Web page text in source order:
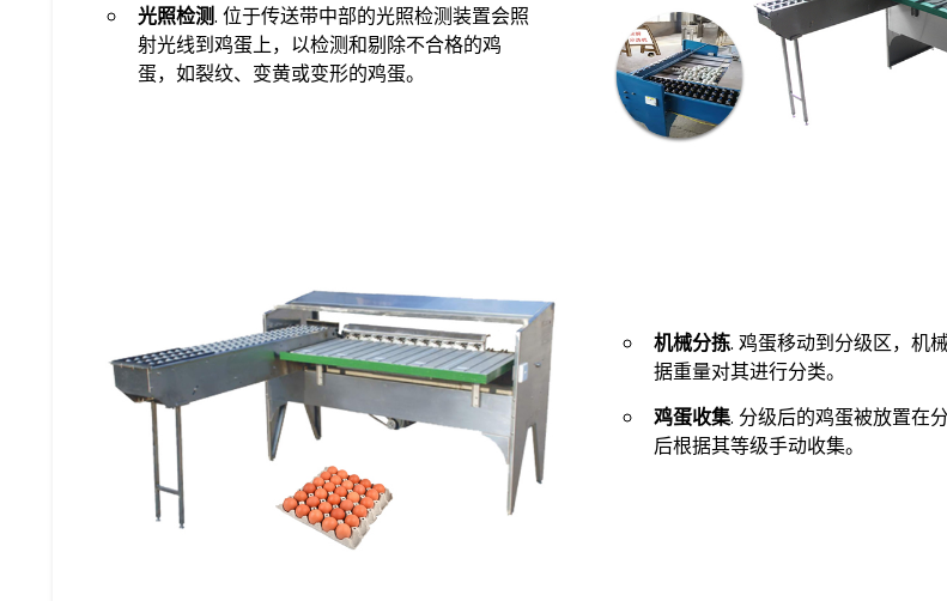
光照检测. 位于传送带中部的光照检测装置会照
射光线到鸡蛋上，以检测和剔除不合格的鸡
蛋，如裂纹、变黄或变形的鸡蛋。
机械分拣. 鸡蛋移动到分级区，机
据重量对其进行分类。
鸡蛋收集. 分级后的鸡蛋被放置在
后根据其等级手动收集。